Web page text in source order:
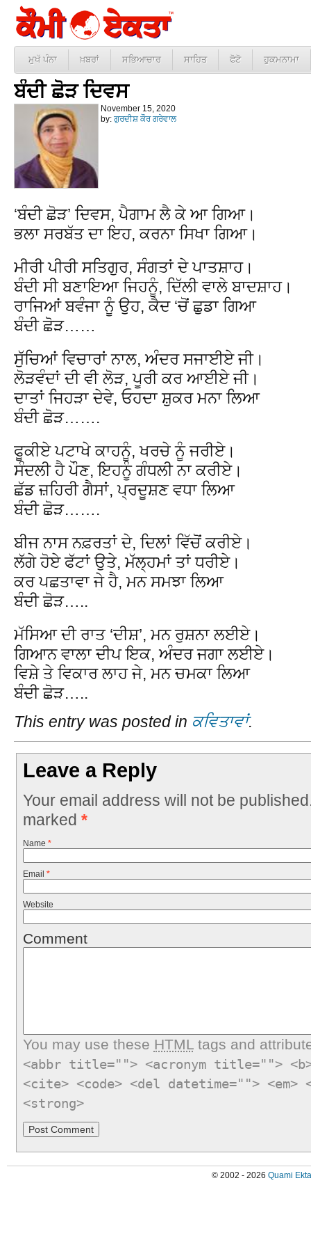
ਮੁਖੱ ਪੰਨਾ ਖ਼ਬਰਾਂ ਸਭਿਆਚਾਰ ਸਾਹਿਤ ਫੋਟੋ ਹੁਕਮਨਾਮਾ
ਬੰਦੀ ਛੋੜ ਦਿਵਸ
November 15, 2020
by: ਗੁਰਦੀਸ਼ ਕੌਰ ਗਰੇਵਾਲ
‘ਬੰਦੀ ਛੋੜ’ ਦਿਵਸ, ਪੈਗਾਮ ਲੈ ਕੇ ਆ ਗਿਆ।
ਭਲਾ ਸਰਬੱਤ ਦਾ ਇਹ, ਕਰਨਾ ਸਿਖਾ ਗਿਆ।
ਮੀਰੀ ਪੀਰੀ ਸਤਿਗੁਰ, ਸੰਗਤਾਂ ਦੇ ਪਾਤਸ਼ਾਹ।
ਬੰਦੀ ਸੀ ਬਣਾਇਆ ਜਿਹਨੂੰ, ਦਿੱਲੀ ਵਾਲੇ ਬਾਦਸ਼ਾਹ।
ਰਾਜਿਆਂ ਬਵੰਜਾ ਨੂੰ ਉਹ, ਕੈਦ ‘ਚੋਂ ਛੁਡਾ ਗਿਆ
ਬੰਦੀ ਛੋੜ……
ਸੁੱਚਿਆਂ ਵਿਚਾਰਾਂ ਨਾਲ, ਅੰਦਰ ਸਜਾਈਏ ਜੀ।
ਲੋੜਵੰਦਾਂ ਦੀ ਵੀ ਲੋੜ, ਪੂਰੀ ਕਰ ਆਈਏ ਜੀ।
ਦਾਤਾਂ ਜਿਹੜਾ ਦੇਵੇ, ਓਹਦਾ ਸ਼ੁਕਰ ਮਨਾ ਲਿਆ
ਬੰਦੀ ਛੋੜ…….
ਫੂਕੀਏ ਪਟਾਖੇ ਕਾਹਨੂੰ, ਖਰਚੇ ਨੂੰ ਜਰੀਏ।
ਸੰਦਲੀ ਹੈ ਪੌਣ, ਇਹਨੂੰ ਗੰਧਲੀ ਨਾ ਕਰੀਏ।
ਛੱਡ ਜ਼ਹਿਰੀ ਗੈਸਾਂ, ਪ੍ਰਦੂਸ਼ਣ ਵਧਾ ਲਿਆ
ਬੰਦੀ ਛੋੜ…….
ਬੀਜ ਨਾਸ ਨਫ਼ਰਤਾਂ ਦੇ, ਦਿਲਾਂ ਵਿੱਚੋਂ ਕਰੀਏ।
ਲੱਗੇ ਹੋਏ ਫੱਟਾਂ ਉਤੇ, ਮੱਲ੍ਹਮਾਂ ਤਾਂ ਧਰੀਏ।
ਕਰ ਪਛਤਾਵਾ ਜੇ ਹੈ, ਮਨ ਸਮਝਾ ਲਿਆ
ਬੰਦੀ ਛੋੜ…..
ਮੱਸਿਆ ਦੀ ਰਾਤ ‘ਦੀਸ਼’, ਮਨ ਰੁਸ਼ਨਾ ਲਈਏ।
ਗਿਆਨ ਵਾਲਾ ਦੀਪ ਇਕ, ਅੰਦਰ ਜਗਾ ਲਈਏ।
ਵਿਸ਼ੇ ਤੇ ਵਿਕਾਰ ਲਾਹ ਜੇ, ਮਨ ਚਮਕਾ ਲਿਆ
ਬੰਦੀ ਛੋੜ…..
This entry was posted in ਕਵਿਤਾਵਾਂ.
Leave a Reply
Your email address will not be
marked *
Name *
Email *
Website
Comment
You may use these HTMLtags and
<abbr title=""> <acronym title="">
<cite> <code> <del datetime="">
<strong>
© 2002 - 2026 Quami